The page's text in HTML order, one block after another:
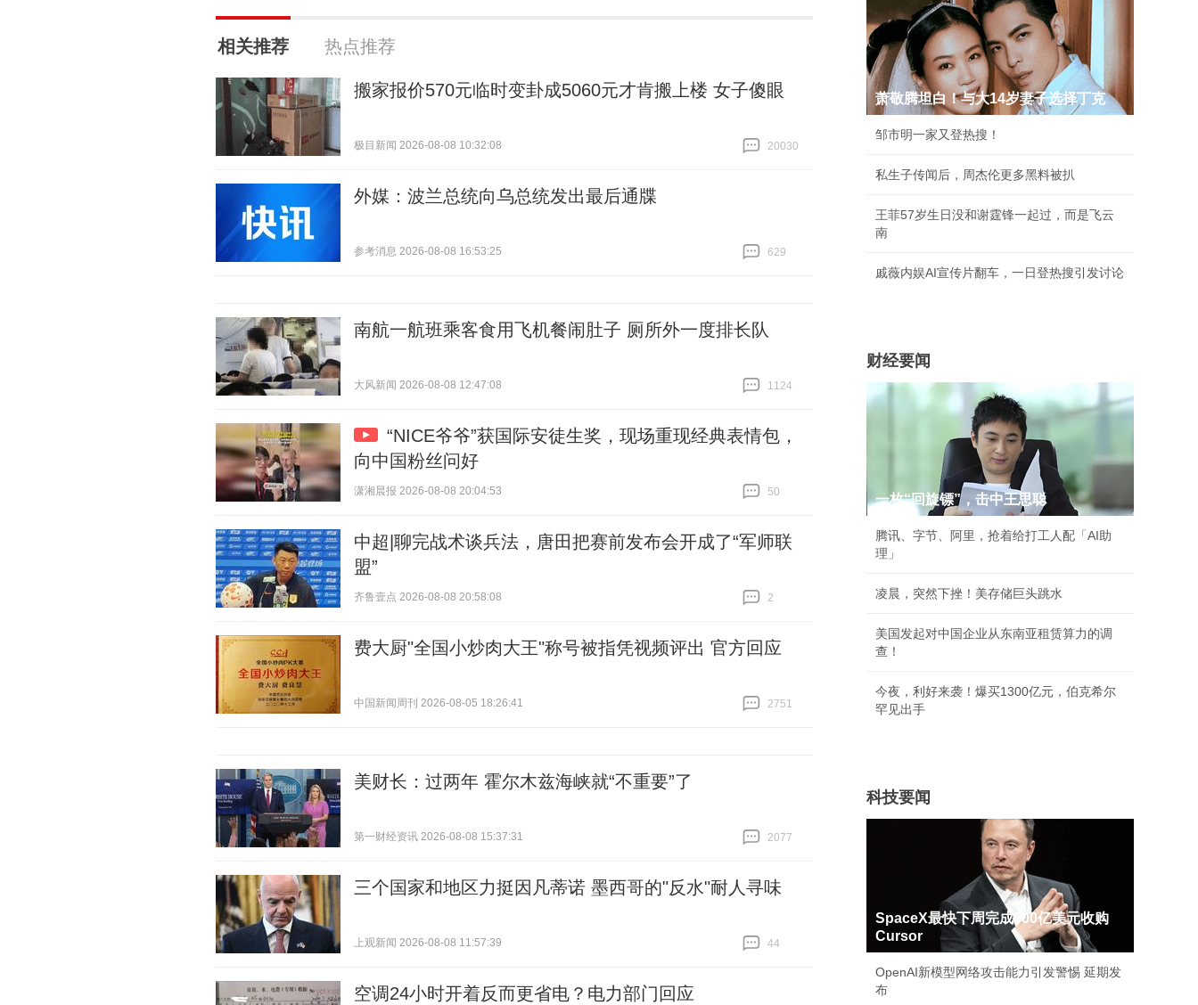
相关推荐 热点推荐
搬家报价570元临时变卦成5060元才肯搬上楼 女子傻眼
极目新闻 2026-08-08 10:32:08
20030
外媒：波兰总统向乌总统发出最后通牒
参考消息 2026-08-08 16:53:25
629
南航一航班乘客食用飞机餐闹肚子 厕所外一度排长队
大风新闻 2026-08-08 12:47:08
1124
“NICE爷爷”获国际安徒生奖，现场重现经典表情包，
向中国粉丝问好
潇湘晨报 2026-08-08 20:04:53
50
中超|聊完战术谈兵法，唐田把赛前发布会开成了“军师联
盟”
齐鲁壹点 2026-08-08 20:58:08
2
费大厨"全国小炒肉大王"称号被指凭视频评出 官方回应
中国新闻周刊 2026-08-05 18:26:41
2751
美财长：过两年 霍尔木兹海峡就“不重要”了
第一财经资讯 2026-08-08 15:37:31
2077
三个国家和地区力挺因凡蒂诺 墨西哥的"反水"耐人寻味
上观新闻 2026-08-08 11:57:39
44
空调24小时开着反而更省电？电力部门回应
萧敬腾坦白！与大14岁妻子选择丁克
邹市明一家又登热搜！
私生子传闻后，周杰伦更多黑料被扒
王菲57岁生日没和谢霆锋一起过，而是飞云
南
戚薇内娱AI宣传片翻车，一日登热搜引发讨论
财经要闻
一枚“回旋镖”，击中王思聪
腾讯、字节、阿里，抢着给打工人配「AI助
理」
凌晨，突然下挫！美存储巨头跳水
美国发起对中国企业从东南亚租赁算力的调
查！
今夜，利好来袭！爆买1300亿元，伯克希尔
罕见出手
科技要闻
SpaceX最快下周完成600亿美元收购
Cursor
OpenAI新模型网络攻击能力引发警惕 延期发
布